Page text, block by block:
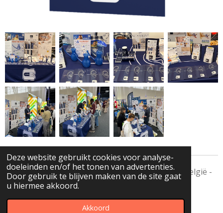
Deze website gebruikt cookies voor analyse-
doeleinden en/of het tonen van advertenties.
Door gebruik te blijven maken van de site gaat
u hiermee akkoord.
Akkoord
Kuracilo bv - Muizendries 19 - 9070 Heusden - België -
BTW BE0559933884